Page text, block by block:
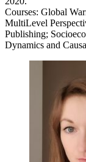
Courses: Global
MultiLevel
Publishing;
Dynamics and